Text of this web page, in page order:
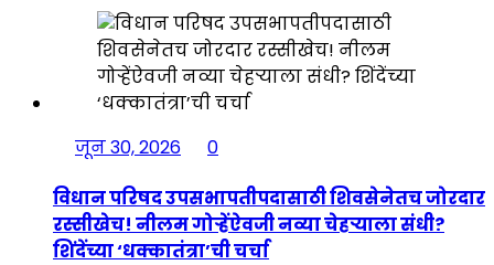
जून 30, 2026
0
विधान परिषद उपसभापतीपदासाठी शिवसेनेतच जोरदार
रस्सीखेच! नीलम गोऱ्हेंऐवजी नव्या चेहऱ्याला संधी?
शिंदेंच्या ‘धक्कातंत्रा’ची चर्चा